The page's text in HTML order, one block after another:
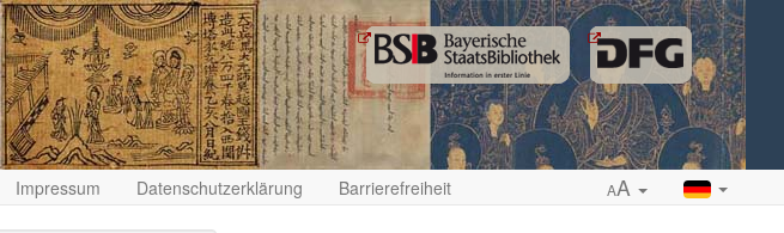
Impressum Datenschutzerklärung Barrierefreiheit AA